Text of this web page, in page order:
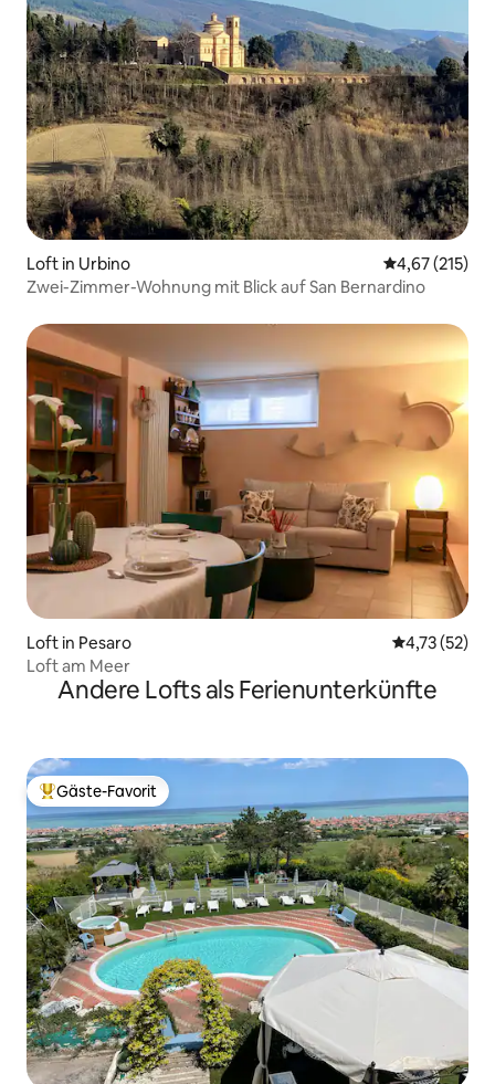
Loft in Urbino
4,67 (215)
Zwei-Zimmer-Wohnung mit Blick auf San Bernardino
Loft in Pesaro
4,73 (52)
Loft am Meer
Andere Lofts als Ferienunterkünfte
Beliebter Gäste-Favorit.
Gäste-Favorit